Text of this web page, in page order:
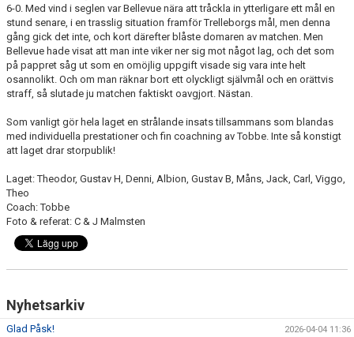
6-0. Med vind i seglen var Bellevue nära att tråckla in ytterligare ett mål en
stund senare, i en trasslig situation framför Trelleborgs mål, men denna
gång gick det inte, och kort därefter blåste domaren av matchen. Men
Bellevue hade visat att man inte viker ner sig mot något lag, och det som
på pappret såg ut som en omöjlig uppgift visade sig vara inte helt
osannolikt. Och om man räknar bort ett olyckligt självmål och en orättvis
straff, så slutade ju matchen faktiskt oavgjort. Nästan.
Som vanligt gör hela laget en strålande insats tillsammans som blandas
med individuella prestationer och fin coachning av Tobbe. Inte så konstigt
att laget drar storpublik!
Laget: Theodor, Gustav H, Denni, Albion, Gustav B, Måns, Jack, Carl, Viggo,
Theo
Coach: Tobbe
Foto & referat: C & J Malmsten
Nyhetsarkiv
Glad Påsk! 2026-04-04 11:36